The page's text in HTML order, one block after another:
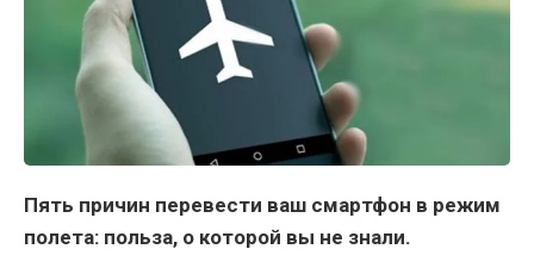
Пять причин перевести ваш смартфон в режим
полета: польза, о которой вы не знали.